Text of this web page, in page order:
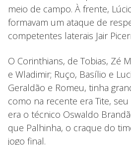
meio de campo. À frente,
formavam um ataque de
competentes laterais Jair
O Corinthians, de Tobias, Zé
e Wladimir; Ruço, Basílio e
Geraldão e Romeu, tinha
como na recente era Tite,
era o técnico Oswaldo
que Palhinha, o craque do
jogo final.